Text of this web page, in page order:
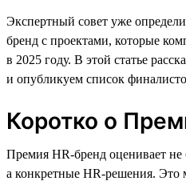
Экспертный совет уже
бренд с проектами, которые
в 2025 году. В этой статье
и опубликуем список
Коротко о
Премия HR-бренд оценивает не
а конкретные HR-решения. Это